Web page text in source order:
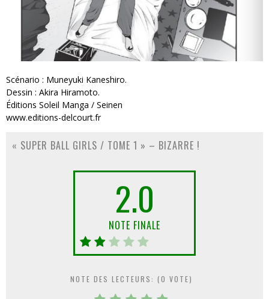
Scénario : Muneyuki Kaneshiro.
Dessin : Akira Hiramoto.
Éditions Soleil Manga / Seinen
www.editions-delcourt.fr
« SUPER BALL GIRLS / TOME 1 » – BIZARRE !
2.0
NOTE FINALE
NOTE DES LECTEURS: (0 VOTE)